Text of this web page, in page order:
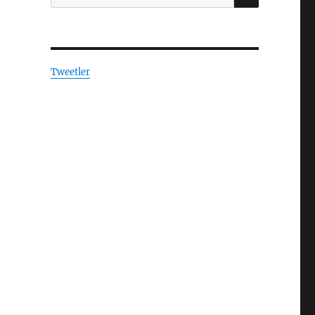
Tweetler